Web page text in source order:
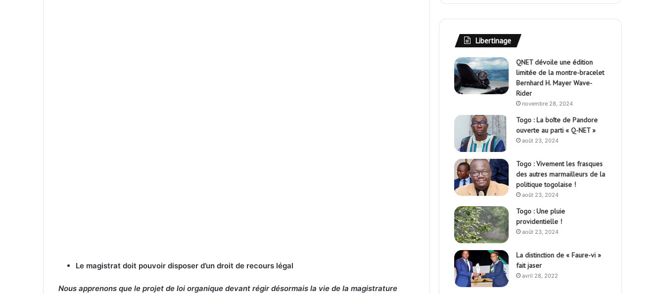
Le magistrat doit pouvoir disposer d’un droit de recours légal
Nous apprenons que le projet de loi organique devant régir désormais la vie de la magistrature
Libertinage
QNET dévoile une édition
limitée de la montre-bracelet
Bernhard H. Mayer Wave-
Rider
novembre 28, 2024
Togo : La boîte de Pandore
ouverte au parti « Q-NET »
août 23, 2024
Togo : Vivement les frasques
des autres marmailleurs de la
politique togolaise !
août 23, 2024
Togo : Une pluie
providentielle !
août 23, 2024
La distinction de « Faure-vi »
fait jaser
avril 28, 2022